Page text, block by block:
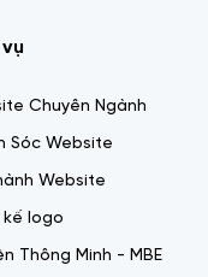
Chuyên Ngành
Sóc Website
Website
kế logo
Thông Minh - MBE